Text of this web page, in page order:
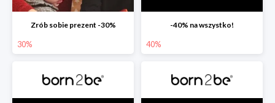
Zrób sobie prezent -30%
30%
-40% na wszystko!
40%